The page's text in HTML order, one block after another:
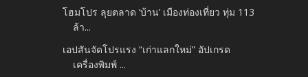
โฮมโปร ลุยตลาด ‘บ้าน’ เมืองท่องเที่ยว ทุ่ม 113
ล้า...
เอปสันจัดโปรแรง “เก่าแลกใหม่” อัปเกรด
เครื่องพิมพ์ ...